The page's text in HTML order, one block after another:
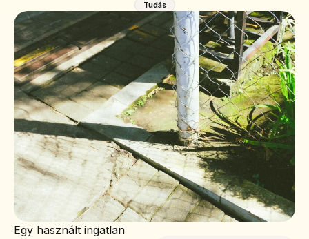
Tudás
Egy használt ingatlan